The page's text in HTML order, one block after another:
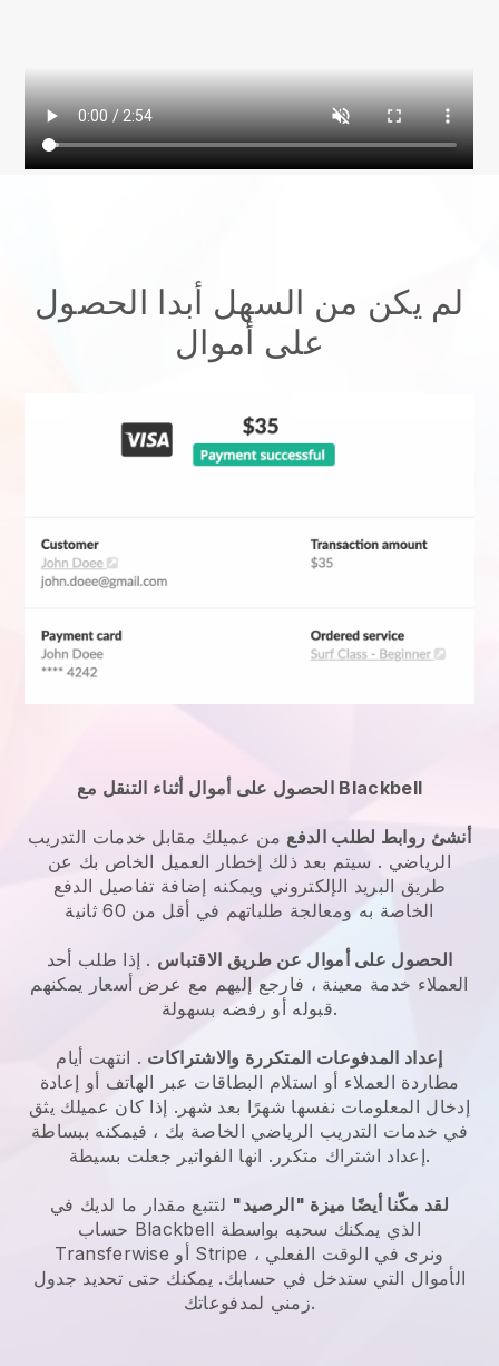
لم يكن من السهل أبدا الحصول
على أموال
الحصول على أموال أثناء التنقل مع Blackbell
أنشئ روابط لطلب الدفع من عميلك مقابل خدمات التدريب
الرياضي . سيتم بعد ذلك إخطار العميل الخاص بك عن
طريق البريد الإلكتروني ويمكنه إضافة تفاصيل الدفع
الخاصة به ومعالجة طلباتهم في أقل من 60 ثانية
الحصول على أموال عن طريق الاقتباس . إذا طلب أحد
العملاء خدمة معينة ، فارجع إليهم مع عرض أسعار يمكنهم
قبوله أو رفضه بسهولة.
إعداد المدفوعات المتكررة والاشتراكات . انتهت أيام
مطاردة العملاء أو استلام البطاقات عبر الهاتف أو إعادة
إدخال المعلومات نفسها شهرًا بعد شهر. إذا كان عميلك يثق
في خدمات التدريب الرياضي الخاصة بك ، فيمكنه ببساطة
إعداد اشتراك متكرر.انها الفواتير جعلت بسيطة.
لقد مكّنا أيضًا ميزة "الرصيد" لتتبع مقدار ما لديك في
Blackbell
Transferwise أو Stripe ، ونرى في الوقت الفعلي
الأموال التي ستدخل في حسابك. يمكنك حتى تحديد جدول
زمني لمدفوعاتك.